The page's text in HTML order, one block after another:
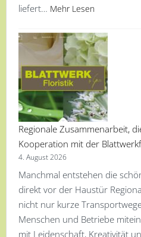
liefert… Mehr Lesen
Regionale Zusammenarbeit,
Kooperation mit der
4. August 2026
Manchmal entstehen die
direkt vor der Haustür
nicht nur kurze
Menschen und Betriebe
mit Leidenschaft, Kreativität